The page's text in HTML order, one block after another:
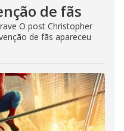
de fãs
O post Christopher
de fãs apareceu